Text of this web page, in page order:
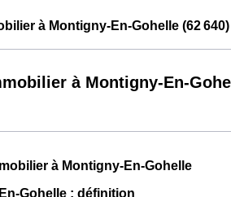
à Montigny-En-Gohelle (62
à Montigny-En-
à Montigny-En-Gohelle
Gohelle : définition